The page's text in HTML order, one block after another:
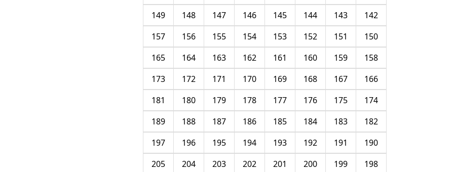
142
143
144
145
146
147
148
149
150
151
152
153
154
155
156
157
158
159
160
161
162
163
164
165
166
167
168
169
170
171
172
173
174
175
176
177
178
179
180
181
182
183
184
185
186
187
188
189
190
191
192
193
194
195
196
197
198
199
200
201
202
203
204
205